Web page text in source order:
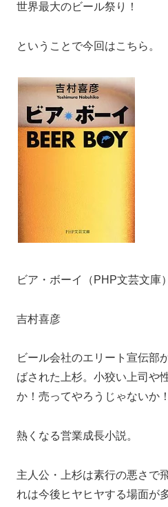
世界最大のビール祭り！
ということで今回はこちら。
ビア・ボーイ（PHP文芸文庫）
吉村喜彦
ビール会社のエリート宣伝部
ばされた上杉。小狡い上司や
か！売ってやろうじゃないか！
熱くなる営業成長小説。
主人公・上杉は素行の悪さで
れは今後ヒヤヒヤする場面が